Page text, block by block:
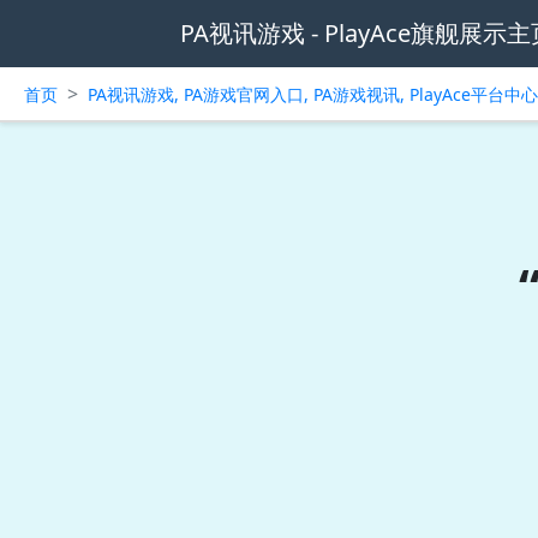
PA视讯游戏 - PlayAce旗舰展示主
首页 > PA视讯游戏, PA游戏官网入口, PA游戏视讯, PlayAce平台中